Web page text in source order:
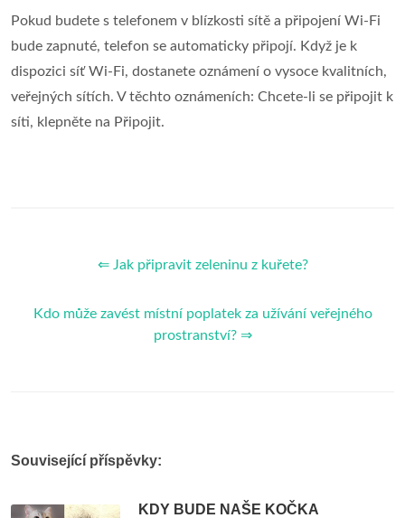
Pokud budete s telefonem v blízkosti sítě a připojení Wi-Fi
bude zapnuté, telefon se automaticky připojí. Když je k
dispozici síť Wi-Fi, dostanete oznámení o vysoce kvalitních,
veřejných sítích. V těchto oznámeních: Chcete-li se připojit k
síti, klepněte na Připojit.
⇐ Jak připravit zeleninu z kuřete?
Kdo může zavést místní poplatek za užívání veřejného
prostranství? ⇒
Související příspěvky:
KDY BUDE NAŠE KOČKA